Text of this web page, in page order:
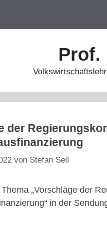
Prof.
der
von Stefan Sell
„Vorschläge der
in der